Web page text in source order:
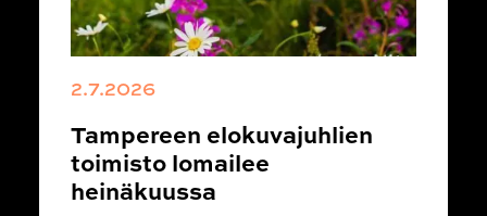
2.7.2026
Tampereen elokuvajuhlien
toimisto lomailee
heinäkuussa